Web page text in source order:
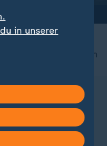
nach oben
in unserer